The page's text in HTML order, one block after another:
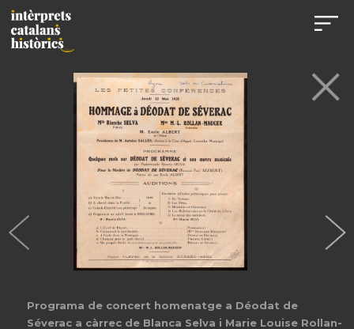
Programa de concert homenatge a Déodat de
Séverac a càrrec de Blanca Selva i Marie Louise Rollan-